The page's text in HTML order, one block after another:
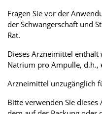
Fragen Sie vor der
der Schwangerschaft und
Rat.
Dieses Arzneimittel
Natrium pro Ampulle, d.h.,
Arzneimittel unzugänglich
Bitte verwenden Sie